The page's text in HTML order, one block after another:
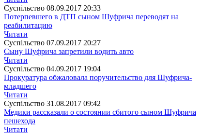
Суспiльство 08.09.2017 20:33
Потерпевшего в ДТП сыном Шуфрича переводят на
реабилитацию
Читати
Суспiльство 07.09.2017 20:27
Сыну Шуфрича запретили водить авто
Читати
Суспiльство 04.09.2017 19:04
Прокуратура обжаловала поручительство для Шуфрича-
младшего
Читати
Суспiльство 31.08.2017 09:42
Медики рассказали о состоянии сбитого сыном Шуфрича
пешехода
Читати